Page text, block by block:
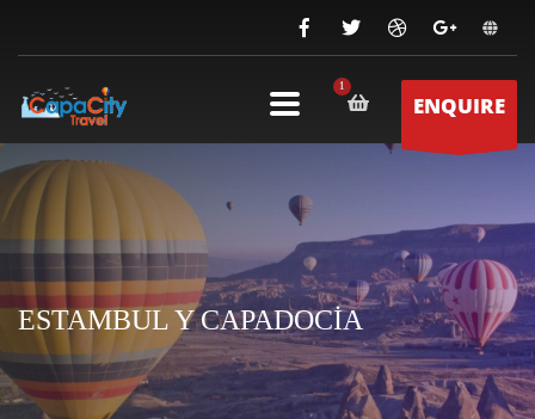
ENQUIRE
ESTAMBUL Y CAPADOCİA